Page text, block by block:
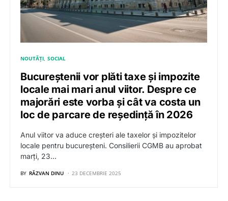
NOUTĂȚI SOCIAL
Bucureștenii vor plăti taxe și impozite
locale mai mari anul viitor. Despre ce
majorări este vorba și cât va costa un
loc de parcare de reședință în 2026
Anul viitor va aduce creșteri ale taxelor și impozitelor
locale pentru bucureșteni. Consilierii CGMB au aprobat
marți, 23…
BY RĂZVAN DINU 23 DECEMBRIE 2025